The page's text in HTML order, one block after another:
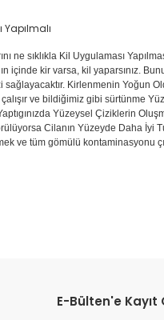
ne sıklıkla Kil Uygulaması
içinde kir varsa, kil yaparsınız.
Kirlenmenin Yoğun
ve bildiğimiz gibi sürtünme
Yüzeysel Çiziklerin
Cilanın Yüzeyde Daha İyi
ve tüm gömülü kontaminasyonu
E-Bülten'e Kayıt